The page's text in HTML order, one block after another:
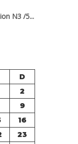
N3 /5...
D
2
9
16
23